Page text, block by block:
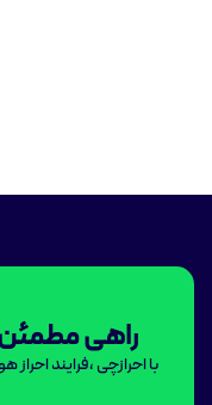
راهی مطمئن
با احرازچی ،فرایند